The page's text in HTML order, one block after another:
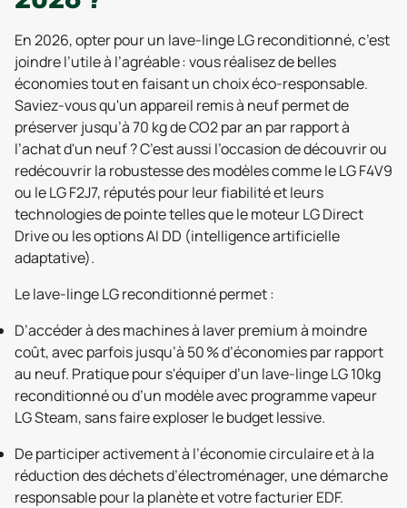
En 2026, opter pour un lave-linge LG reconditionné, c’est
joindre l’utile à l’agréable : vous réalisez de belles
économies tout en faisant un choix éco-responsable.
Saviez-vous qu'un appareil remis à neuf permet de
préserver jusqu’à 70 kg de CO2 par an par rapport à
l’achat d'un neuf ? C’est aussi l’occasion de découvrir ou
redécouvrir la robustesse des modèles comme le LG F4V9
ou le LG F2J7, réputés pour leur fiabilité et leurs
technologies de pointe telles que le moteur LG Direct
Drive ou les options AI DD (intelligence artificielle
adaptative).
Le lave-linge LG reconditionné permet :
D’accéder à des machines à laver premium à moindre
coût, avec parfois jusqu’à 50 % d’économies par rapport
au neuf. Pratique pour s'équiper d’un lave-linge LG 10kg
reconditionné ou d’un modèle avec programme vapeur
LG Steam, sans faire exploser le budget lessive.
De participer activement à l’économie circulaire et à la
réduction des déchets d’électroménager, une démarche
responsable pour la planète et votre facturier EDF.